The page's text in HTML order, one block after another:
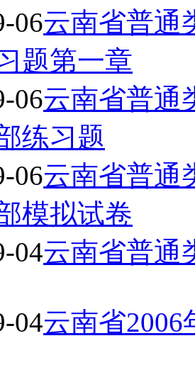
06云南省普通
题第一章
06云南省普通
练习题
06云南省普通
模拟试卷
04云南省普通
04云南省2006